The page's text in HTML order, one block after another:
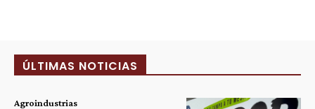
ÚLTIMAS NOTICIAS
Agroindustrias